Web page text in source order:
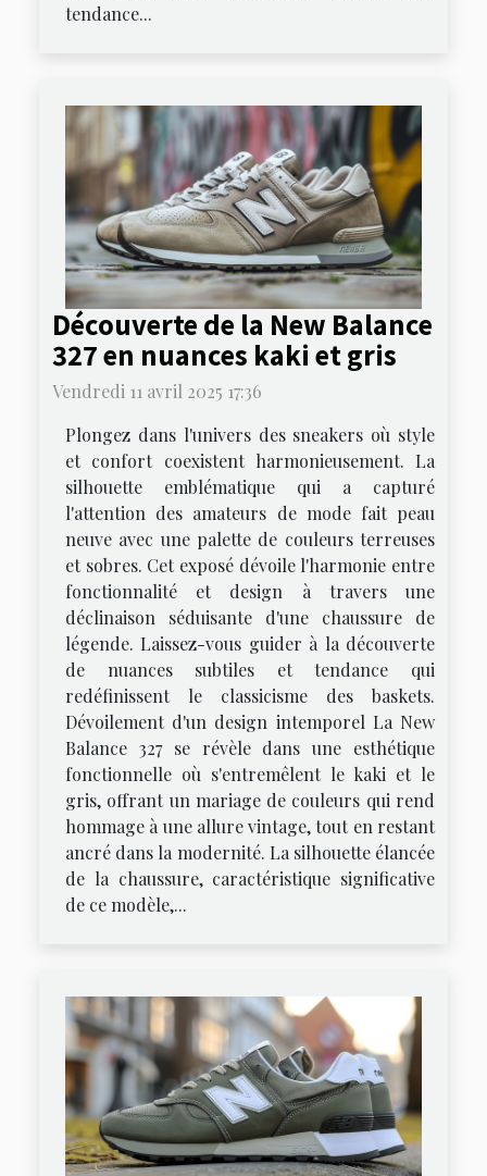
tendance...
Découverte de la New Balance
327 en nuances kaki et gris
Vendredi 11 avril 2025 17:36
Plongez dans l'univers des sneakers où style
et confort coexistent harmonieusement. La
silhouette emblématique qui a capturé
l'attention des amateurs de mode fait peau
neuve avec une palette de couleurs terreuses
et sobres. Cet exposé dévoile l'harmonie entre
fonctionnalité et design à travers une
déclinaison séduisante d'une chaussure de
légende. Laissez-vous guider à la découverte
de nuances subtiles et tendance qui
redéfinissent le classicisme des baskets.
Dévoilement d'un design intemporel La New
Balance 327 se révèle dans une esthétique
fonctionnelle où s'entremêlent le kaki et le
gris, offrant un mariage de couleurs qui rend
hommage à une allure vintage, tout en restant
ancré dans la modernité. La silhouette élancée
de la chaussure, caractéristique significative
de ce modèle,...